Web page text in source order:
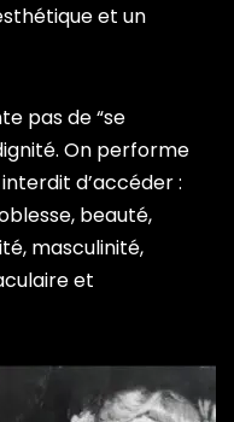
et un
pas de “se
On performe
d’accéder :
beauté,
masculinité,
et